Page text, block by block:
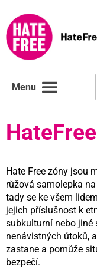
Menu
Hate Free zóny jsou
růžová samolepka
tady se ke všem
jejich příslušnost k
subkulturní nebo jiné
nenávistných útoků,
zastane a pomůže
bezpečí.